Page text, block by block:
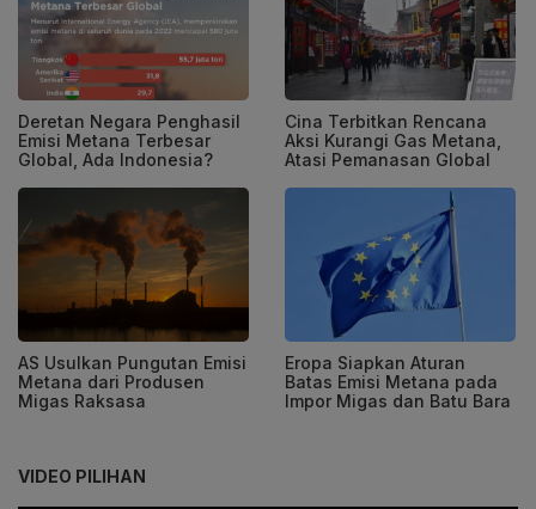
Deretan Negara Penghasil
Emisi Metana Terbesar
Global, Ada Indonesia?
Cina Terbitkan Rencana
Aksi Kurangi Gas Metana,
Atasi Pemanasan Global
AS Usulkan Pungutan Emisi
Metana dari Produsen
Migas Raksasa
Eropa Siapkan Aturan
Batas Emisi Metana pada
Impor Migas dan Batu Bara
VIDEO PILIHAN